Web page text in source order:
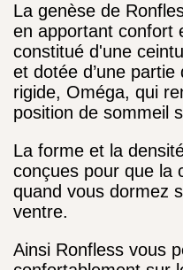
La genèse de
en apportant confort
constitué d'une
et dotée d’une partie
rigide, Oméga, qui
position de sommeil
La forme et la
conçues pour que la
quand vous dormez
ventre.
Ainsi Ronfless vous